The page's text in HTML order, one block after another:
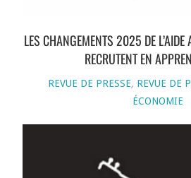
LES CHANGEMENTS 2025 DE
RECRUTENT EN
REVUE DE PRESSE, REVUE DE
ÉCONOMIE